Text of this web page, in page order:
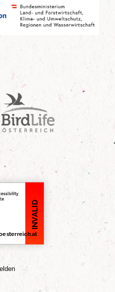
Birdlife